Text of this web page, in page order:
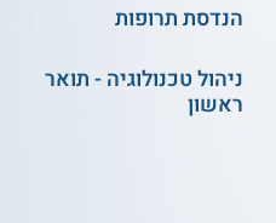
הנדסת תרופות
ניהול טכנולוגיה - תואר
ראשון